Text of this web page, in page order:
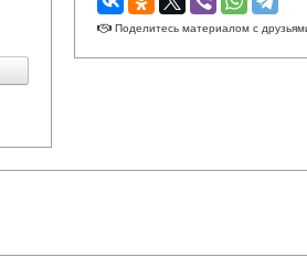
Поделитесь материалом с